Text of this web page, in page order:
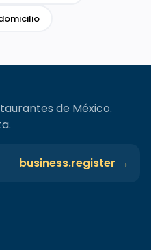
de México.
business.register →